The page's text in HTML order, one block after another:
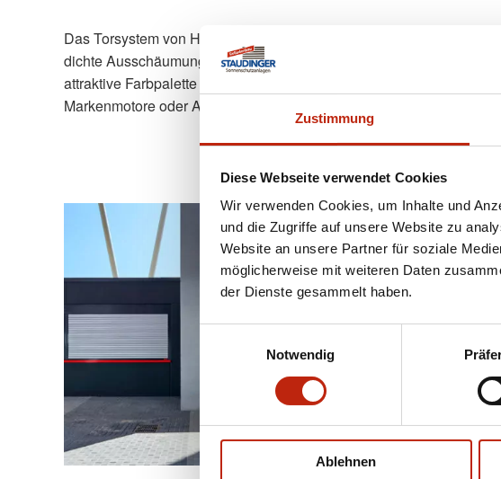
Zustimmung
Diese Webseite verwendet Cookies
Wir verwenden Cookies, um Inhalte und
und die Zugriffe auf unsere Website zu
Website an unsere Partner für soziale
möglicherweise mit weiteren Daten
der Dienste gesammelt haben.
Notwendig
Ablehnen
Das Torsystem von HEYDEBRECK ist von bester Qualität und
dichte Ausschäumung der Profile garantiert hervorragende
attraktive Farbpalette bietet für jeden Geschmack die passende
Markenmotore oder Aufsteckantriebe eingesetzt.